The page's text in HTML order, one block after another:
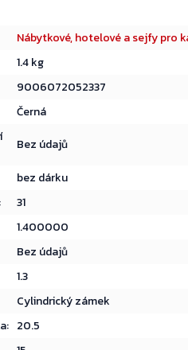
Nábytkové, hotelové a sejfy pro
1.4 kg
9006072052337
Černá
Bez údajů
bez dárku
:
31
1.400000
Bez údajů
1.3
Cylindrický zámek
: 20.5